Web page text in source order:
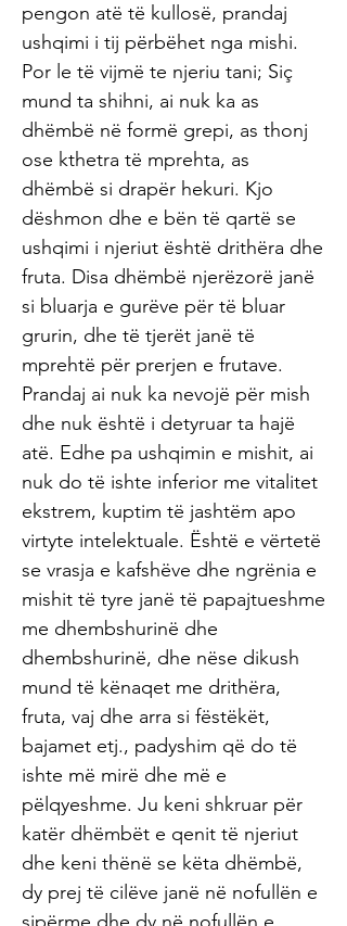
pengon atë të kullosë, prandaj
ushqimi i tij përbëhet nga mishi.
Por le të vijmë te njeriu tani; Siç
mund ta shihni, ai nuk ka as
dhëmbë në formë grepi, as thonj
ose kthetra të mprehta, as
dhëmbë si drapër hekuri. Kjo
dëshmon dhe e bën të qartë se
ushqimi i njeriut është drithëra dhe
fruta. Disa dhëmbë njerëzorë janë
si bluarja e gurëve për të bluar
grurin, dhe të tjerët janë të
mprehtë për prerjen e frutave.
Prandaj ai nuk ka nevojë për mish
dhe nuk është i detyruar ta hajë
atë. Edhe pa ushqimin e mishit, ai
nuk do të ishte inferior me vitalitet
ekstrem, kuptim të jashtëm apo
virtyte intelektuale. Është e vërtetë
se vrasja e kafshëve dhe ngrënia e
mishit të tyre janë të papajtueshme
me dhembshurinë dhe
dhembshurinë, dhe nëse dikush
mund të kënaqet me drithëra,
fruta, vaj dhe arra si fëstëkët,
bajamet etj., padyshim që do të
ishte më mirë dhe më e
pëlqyeshme. Ju keni shkruar për
katër dhëmbët e qenit të njeriut
dhe keni thënë se këta dhëmbë,
dy prej të cilëve janë në nofullën e